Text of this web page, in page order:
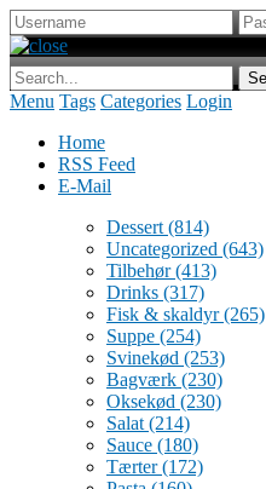
Menu Tags Categories Login
Home
RSS Feed
E-Mail
Dessert (814)
Uncategorized (643)
Tilbehør(413)
Drinks (317)
Fisk & skaldyr(265)
Suppe (254)
Svinekød (253)
Bagværk (230)
Oksekød (230)
Salat (214)
Sauce (180)
Tærter(172)